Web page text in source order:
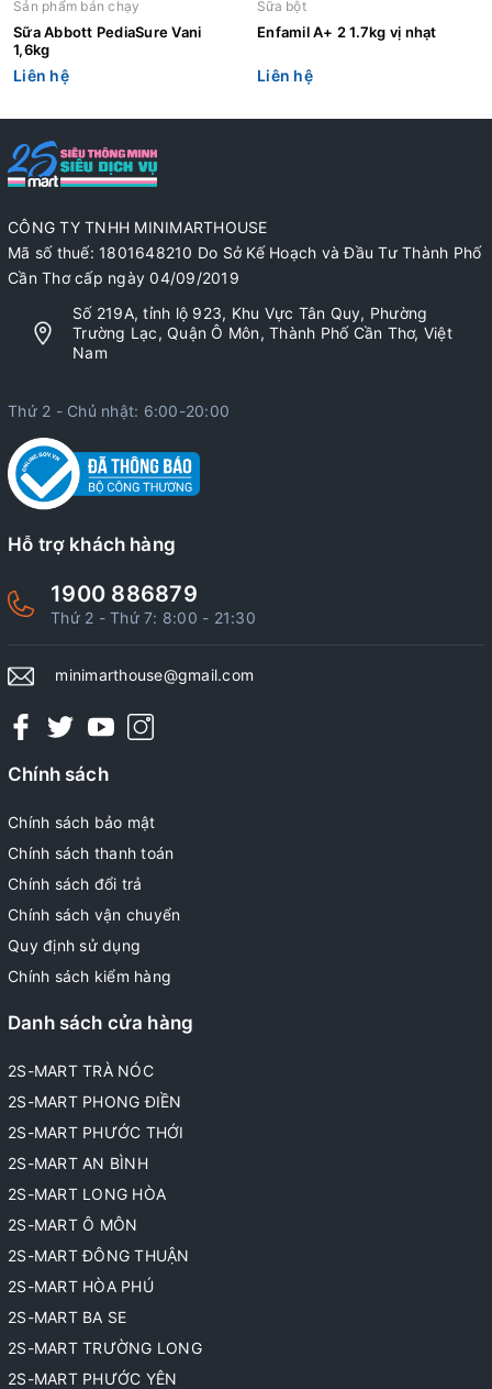
Sản phẩm bán chạy
Sữa Abbott PediaSure Vani
1,6kg
Liên hệ
Sữa bột
Enfamil A+ 2 1.7kg vị nhạt
Liên hệ
CÔNG TY TNHH MINIMARTHOUSE
Mã số thuế: 1801648210 Do Sở Kế Hoạch và Đầu Tư Thành Phố
Cần Thơ cấp ngày 04/09/2019
Số 219A, tỉnh lộ 923, Khu Vực Tân Quy, Phường
Trường Lạc, Quận Ô Môn, Thành Phố Cần Thơ, Việt
Nam
Thứ 2 - Chủ nhật: 6:00-20:00
Hỗ trợ khách hàng
1900 886879
Thứ 2 - Thứ 7: 8:00 - 21:30
minimarthouse@gmail.com
Chính sách
Chính sách bảo mật
Chính sách thanh toán
Chính sách đổi trả
Chính sách vận chuyển
Quy định sử dụng
Chính sách kiểm hàng
Danh sách cửa hàng
2S-MART TRÀ NÓC
2S-MART PHONG ĐIỀN
2S-MART PHƯỚC THỚI
2S-MART AN BÌNH
2S-MART LONG HÒA
2S-MART Ô MÔN
2S-MART ĐÔNG THUẬN
2S-MART HÒA PHÚ
2S-MART BA SE
2S-MART TRƯỜNG LONG
2S-MART PHƯỚC YÊN